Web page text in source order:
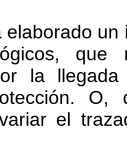
elaborado
la
el